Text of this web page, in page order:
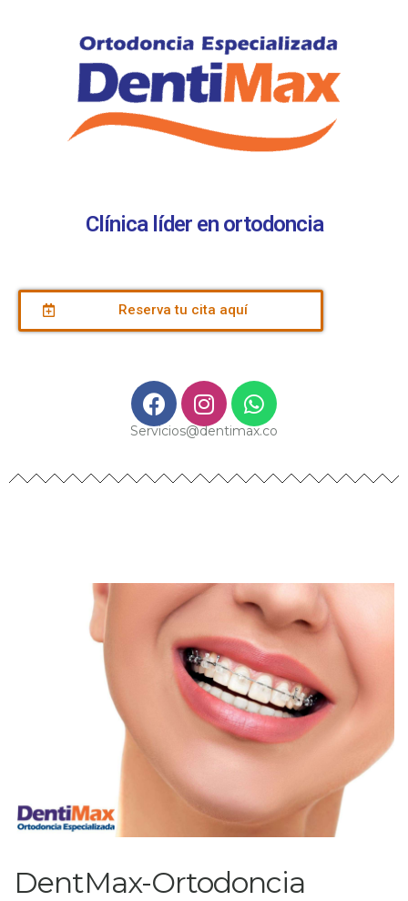
Clínica líder en ortodoncia
Reserva tu cita aquí
Servicios@dentimax.co
DentMax-Ortodoncia